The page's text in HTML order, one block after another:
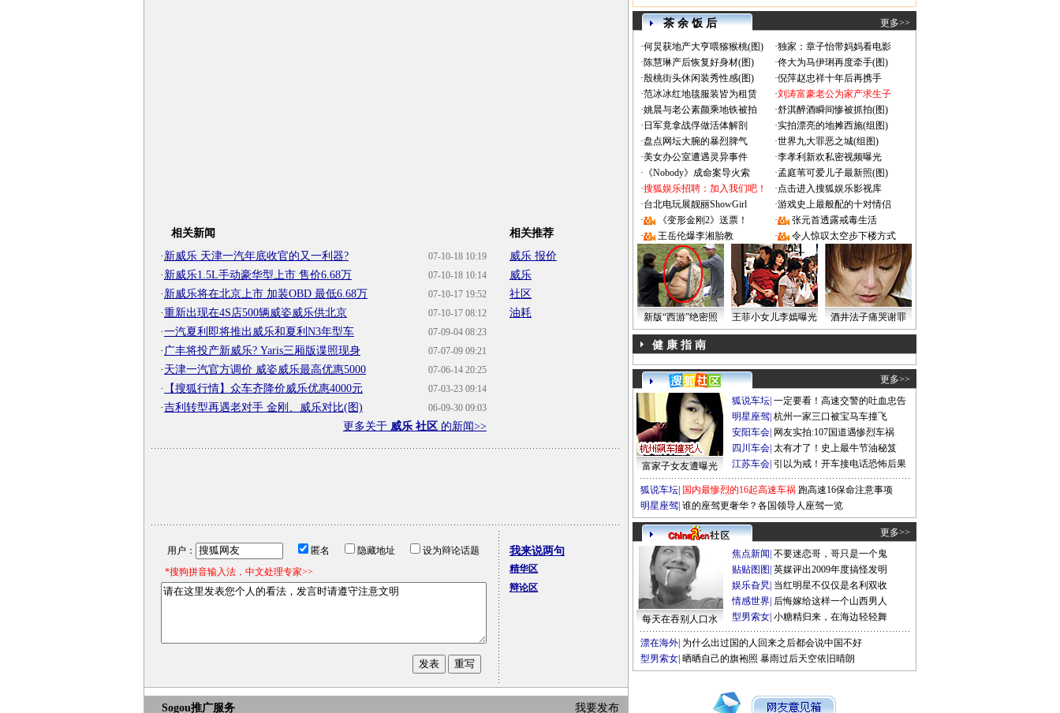
相关新闻
07-10-18 10:19
· 新威乐 天津一汽年底收官的又一利器?
07-10-18 10:14
· 新威乐1.5L手动豪华型上市 售价6.68万
07-10-17 19:52
· 新威乐将在北京上市 加装OBD 最低6.68万
07-10-17 08:12
·重新出现在4S店500辆威姿威乐供北京
07-09-04 08:23
·一汽夏利即将推出威乐和夏利N3年型车
07-07-09 09:21
· 广丰将投产新威乐? Yaris三厢版谍照现身
07-06-14 20:25
· 天津一汽官方调价 威姿威乐最高优惠5000
07-03-23 09:14
· 【搜狐行情】众车齐降价威乐优惠4000元
06-09-30 09:03
·吉利转型再遇老对手 金刚、威乐对比(图)
更多关于 威乐 社区 的新闻>>
相关推荐
威乐 报价
威乐
社区
油耗
用户： 匿名 隐藏地址
设为辩论话题
*搜狗拼音输入法，中文处理专家>>
我来说两句
精华区
辩论区
我要发布
Sogou推广服务
茶 余 饭 后 更多>>
·何炅获地产大亨喂猕猴桃(图) ·独家：章子怡带妈妈看电影
·陈慧琳产后恢复好身材(图) ·佟大为马伊琍再度牵手(图)
·殷桃街头休闲装秀性感(图) ·倪萍赵忠祥十年后再携手
·范冰冰红地毯服装皆为租赁 ·刘涛富豪老公为家产求生子
·姚晨与老公素颜乘地铁被拍 ·舒淇醉酒瞬间惨被抓拍(图)
· 日军竟拿战俘做活体解剖 ·实拍漂亮的地摊西施(组图)
·盘点网坛大腕的暴烈脾气 ·世界九大罪恶之城(组图)
·美女办公室遭遇灵异事件 ·李孝利新欢私密视频曝光
· 《Nobody》成命案导火索 ·孟庭苇可爱儿子最新照(图)
·搜狐娱乐招聘：加入我们吧！ ·点击进入搜狐娱乐影视库
·台北电玩展靓丽ShowGirl ·游戏史上最般配的十对情侣
·
《变形金刚2》送票！ ·
张元首透露戒毒生活
·
王岳伦爆李湘胎教 · 令人惊叹太空步下楼方式
新版“西游”绝密照 王菲小女儿李嫣曝光 酒井法子痛哭谢罪
健 康 指 南
更多>>
富家子女友遭曝光
狐说车坛 一定要看！高速交警的吐血忠告
明星座驾 杭州一家三口被宝马车撞飞
安阳车会 网友实拍:107国道遇惨烈车祸
四川车会 太有才了！史上最牛节油秘笈
江苏车会 引以为戒！开车接电话恐怖后果
狐说车坛 国内最惨烈的16起高速车祸 跑高速16保命注意事项
明星座驾 谁的座驾更奢华？各国领导人座驾一览
更多>>
每天在吞别人口水
焦点新闻 不要迷恋哥，哥只是一个鬼
贴贴图图 英媒评出2009年度搞怪发明
娱乐旮旯 当红明星不仅仅是名利双收
情感世界 后悔嫁给这样一个山西男人
型男索女 小糖精归来，在海边轻轻舞
漂在海外 为什么出过国的人回来之后都会说中国不好
型男索女 晒晒自己的旗袍照 暴雨过后天空依旧晴朗